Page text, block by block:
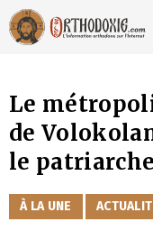
Aller
au
contenu
Le
de
le
CATÉGORIES
À LA UNE